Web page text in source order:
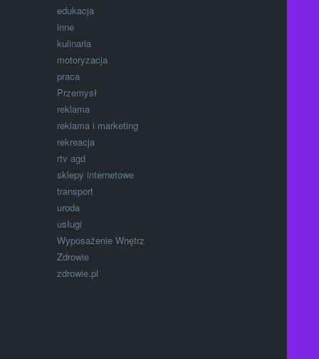
edukacja
inne
kulinaria
motoryzacja
praca
Przemysł
reklama
reklama i marketing
rekreacja
rtv agd
sklepy internetowe
transport
uroda
usługi
Wyposażenie Wnętrz
Zdrowie
zdrowie.pl